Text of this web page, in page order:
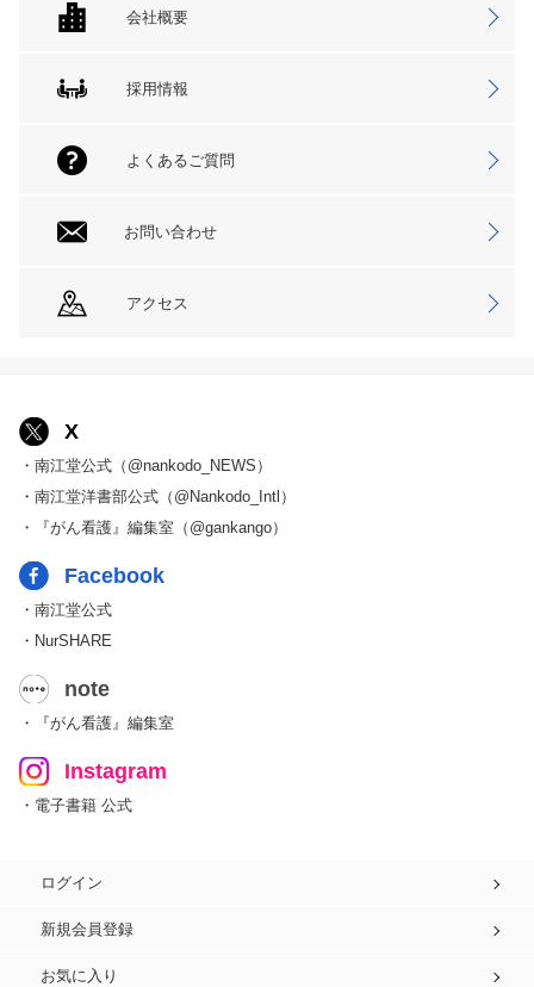
会社概要
採用情報
よくあるご質問
お問い合わせ
アクセス
X
・南江堂公式（@nankodo_NEWS）
・南江堂洋書部公式（@Nankodo_Intl）
・『がん看護』編集室（@gankango）
Facebook
・南江堂公式
・NurSHARE
note
・『がん看護』編集室
Instagram
・電子書籍 公式
ログイン
新規会員登録
お気に入り